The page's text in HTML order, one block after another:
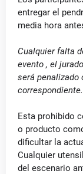
entregar el
media hora
Cualquier falta
evento , el
será penalizado
correspondiente.
Esta prohibido
o producto
dificultar la
Cualquier
del escenario